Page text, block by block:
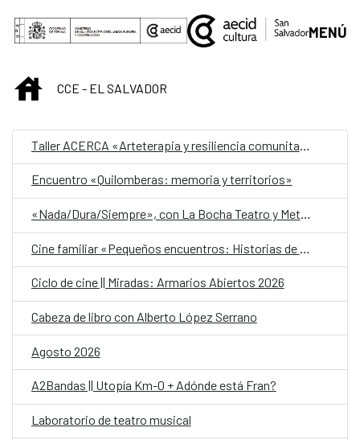
Saltar al contenido principal
MENÚ
INICIOCCE - EL SALVADOR
Encuentro «Quilomberas: memoria y territorios»
«Nada/Dura/Siempre», con La Bocha Teatro y Metafórica
Ciclo de cine || Miradas: Armarios Abiertos 2026
Cabeza de libro con Alberto López Serrano
Agosto 2026
A2Bandas || Utopía Km-0 + Adónde está Fran?
Laboratorio de teatro musical